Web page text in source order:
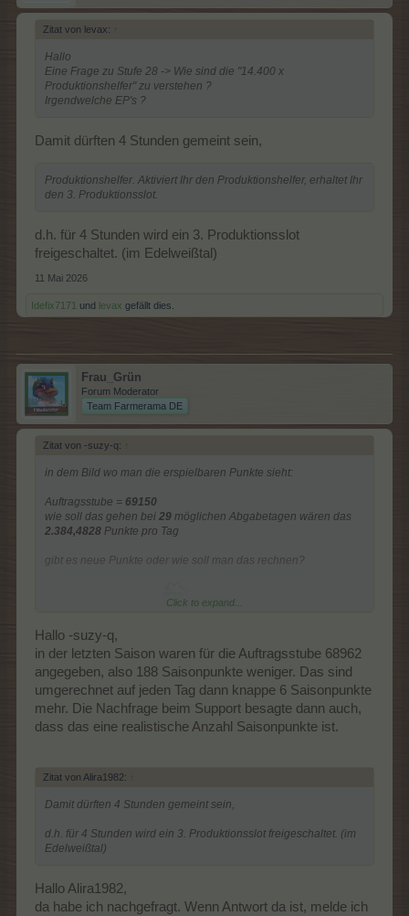
Zitat von levax: ↑
Hallo
Eine Frage zu Stufe 28 -> Wie sind die "14.400 x
Produktionshelfer" zu verstehen ?
Irgendwelche EP's ?
Damit dürften 4 Stunden gemeint sein,
Produktionshelfer. Aktiviert Ihr den Produktionshelfer, erhaltet Ihr
den 3. Produktionsslot.
d.h. für 4 Stunden wird ein 3. Produktionsslot
freigeschaltet. (im Edelweißtal)
11 Mai 2026
Idefix7171 und levax gefällt dies.
Frau_Grün
Forum Moderator
Team Farmerama DE
Zitat von -suzy-q: ↑
in dem Bild wo man die erspielbaren Punkte sieht:
Auftragsstube = 69150
wie soll das gehen bei 29 möglichen Abgabetagen wären das
2.384,4828 Punkte pro Tag
gibt es neue Punkte oder wie soll man das rechnen?
Click to expand...
Hallo -suzy-q,
in der letzten Saison waren für die Auftragsstube 68962
angegeben, also 188 Saisonpunkte weniger. Das sind
umgerechnet auf jeden Tag dann knappe 6 Saisonpunkte
mehr. Die Nachfrage beim Support besagte dann auch,
dass das eine realistische Anzahl Saisonpunkte ist.
Zitat von Alira1982: ↑
Damit dürften 4 Stunden gemeint sein,
d.h. für 4 Stunden wird ein 3. Produktionsslot freigeschaltet. (im
Edelweißtal)
Hallo Alira1982,
da habe ich nachgefragt. Wenn Antwort da ist, melde ich